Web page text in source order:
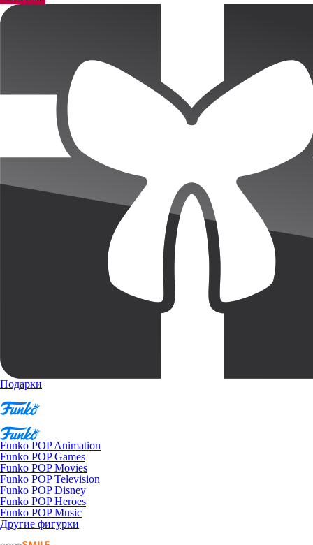
Подарки
Funko POP Animation
Funko POP Games
Funko POP Movies
Funko POP Television
Funko POP Disney
Funko POP Heroes
Funko POP Music
Другие фигурки